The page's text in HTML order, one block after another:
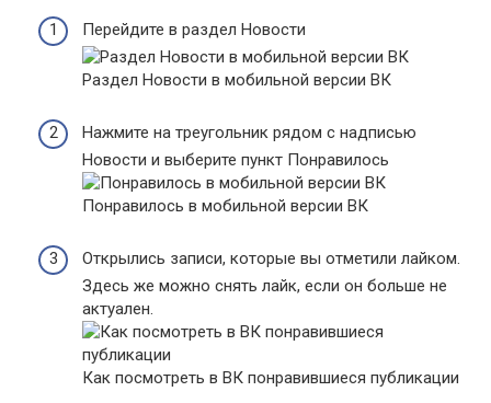
Перейдите в раздел Новости
Раздел Новости в мобильной версии ВК
Нажмите на треугольник рядом с надписью
Новости и выберите пункт Понравилось
Понравилось в мобильной версии ВК
Открылись записи, которые вы отметили лайком.
Здесь же можно снять лайк, если он больше не
актуален.
Как посмотреть в ВК понравившиеся публикации